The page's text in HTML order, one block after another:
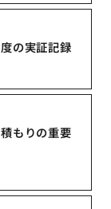
の実証記録
もりの重要